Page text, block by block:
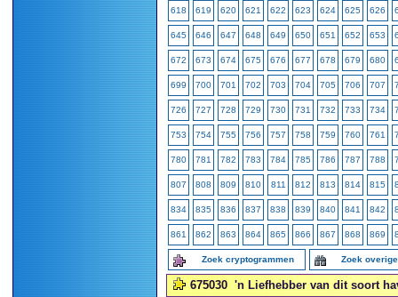
618 619 620 621 622 623 624 625 626
645 646 647 648 649 650 651 652 653
672 673 674 675 676 677 678 679 680
699 700 701 702 703 704 705 706 707
726 727 728 729 730 731 732 733 734
753 754 755 756 757 758 759 760 761
780 781 782 783 784 785 786 787 788
807 808 809 810 811 812 813 814 815
834 835 836 837 838 839 840 841 842
861 862 863 864 865 866 867 868 869
Zoek cryptogrammen Zoek
675030 'n Liefhebber van dit soort